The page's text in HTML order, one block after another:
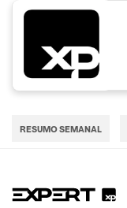
RESUMO SEMANAL